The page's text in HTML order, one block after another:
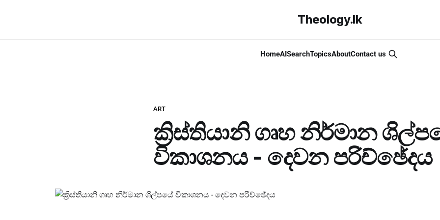
Theology.lk
HomeAISearchTopicsAboutContact us
ART
ක්‍රිස්තියානි ගෘහ නිර්මාන
විකාශනය - දෙවන පරිච්ඡේදය